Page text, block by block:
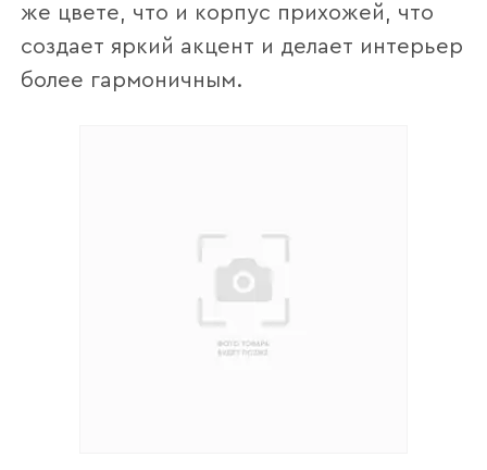
же цвете, что и корпус прихожей, что
создает яркий акцент и делает интерьер
более гармоничным.